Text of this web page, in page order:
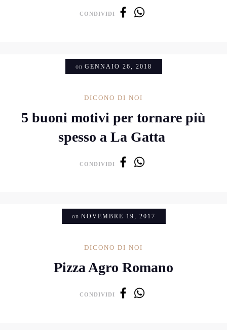
CONDIVIDI
on GENNAIO 26, 2018
DICONO DI NOI
5 buoni motivi per tornare più
spesso a La Gatta
CONDIVIDI
on NOVEMBRE 19, 2017
DICONO DI NOI
Pizza Agro Romano
CONDIVIDI